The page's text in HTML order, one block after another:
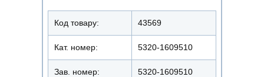
Код товару: 43569
Кат. номер: 5320-1609510
Зав. номер: 5320-1609510